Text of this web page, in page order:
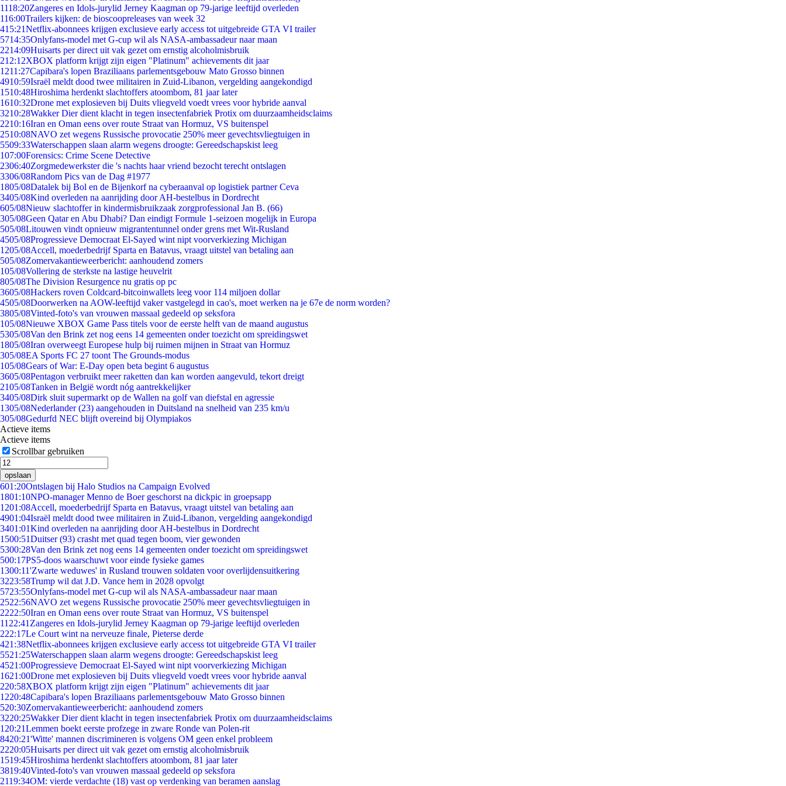
1118:20Zangeres en Idols-jurylid Jerney Kaagman op 79-jarige leeftijd overleden
116:00Trailers kijken: de bioscoopreleases van week 32
415:21Netflix-abonnees krijgen exclusieve early access tot uitgebreide GTA VI trailer
5714:35Onlyfans-model met G-cup wil als NASA-ambassadeur naar maan
2214:09Huisarts per direct uit vak gezet om ernstig alcoholmisbruik
212:12XBOX platform krijgt zijn eigen "Platinum" achievements dit jaar
1211:27Capibara's lopen Braziliaans parlementsgebouw Mato Grosso binnen
4910:59Israël meldt dood twee militairen in Zuid-Libanon, vergelding aangekondigd
1510:48Hiroshima herdenkt slachtoffers atoombom, 81 jaar later
1610:32Drone met explosieven bij Duits vliegveld voedt vrees voor hybride aanval
3210:28Wakker Dier dient klacht in tegen insectenfabriek Protix om duurzaamheidsclaims
2210:16Iran en Oman eens over route Straat van Hormuz, VS buitenspel
2510:08NAVO zet wegens Russische provocatie 250% meer gevechtsvliegtuigen in
5509:33Waterschappen slaan alarm wegens droogte: Gereedschapskist leeg
107:00Forensics: Crime Scene Detective
2306:40Zorgmedewerkster die 's nachts haar vriend bezocht terecht ontslagen
3306/08Random Pics van de Dag #1977
1805/08Datalek bij Bol en de Bijenkorf na cyberaanval op logistiek partner Ceva
3405/08Kind overleden na aanrijding door AH-bestelbus in Dordrecht
605/08Nieuw slachtoffer in kindermisbruikzaak zorgprofessional Jan B. (66)
305/08Geen Qatar en Abu Dhabi? Dan eindigt Formule 1-seizoen mogelijk in Europa
505/08Litouwen vindt opnieuw migrantentunnel onder grens met Wit-Rusland
4505/08Progressieve Democraat El-Sayed wint nipt voorverkiezing Michigan
1205/08Accell, moederbedrijf Sparta en Batavus, vraagt uitstel van betaling aan
505/08Zomervakantieweerbericht: aanhoudend zomers
105/08Vollering de sterkste na lastige heuvelrit
805/08The Division Resurgence nu gratis op pc
3605/08Hackers roven Coldcard-bitcoinwallets leeg voor 114 miljoen dollar
4505/08Doorwerken na AOW-leeftijd vaker vastgelegd in cao's, moet werken na je 67e de norm worden?
3805/08Vinted-foto's van vrouwen massaal gedeeld op seksfora
105/08Nieuwe XBOX Game Pass titels voor de eerste helft van de maand augustus
5305/08Van den Brink zet nog eens 14 gemeenten onder toezicht om spreidingswet
1805/08Iran overweegt Europese hulp bij ruimen mijnen in Straat van Hormuz
305/08EA Sports FC 27 toont The Grounds-modus
105/08Gears of War: E-Day open beta begint 6 augustus
3605/08Pentagon verbruikt meer raketten dan kan worden aangevuld, tekort dreigt
2105/08Tanken in België wordt nóg aantrekkelijker
3405/08Dirk sluit supermarkt op de Wallen na golf van diefstal en agressie
1305/08Nederlander (23) aangehouden in Duitsland na snelheid van 235 km/u
305/08Gedurfd NEC blijft overeind bij Olympiakos
Actieve items
Actieve items
Scrollbar gebruiken
opslaan
601:20Ontslagen bij Halo Studios na Campaign Evolved
1801:10NPO-manager Menno de Boer geschorst na dickpic in groepsapp
1201:08Accell, moederbedrijf Sparta en Batavus, vraagt uitstel van betaling aan
4901:04Israël meldt dood twee militairen in Zuid-Libanon, vergelding aangekondigd
3401:01Kind overleden na aanrijding door AH-bestelbus in Dordrecht
1500:51Duitser (93) crasht met quad tegen boom, vier gewonden
5300:28Van den Brink zet nog eens 14 gemeenten onder toezicht om spreidingswet
500:17PS5-doos waarschuwt voor einde fysieke games
1300:11'Zwarte weduwes' in Rusland trouwen soldaten voor overlijdensuitkering
3223:58Trump wil dat J.D. Vance hem in 2028 opvolgt
5723:55Onlyfans-model met G-cup wil als NASA-ambassadeur naar maan
2522:56NAVO zet wegens Russische provocatie 250% meer gevechtsvliegtuigen in
2222:50Iran en Oman eens over route Straat van Hormuz, VS buitenspel
11 22:41 Zangeres en Idols-jurylid Jerney Kaagman op 79-jarige leeftijd overleden
222:17Le Court wint na nerveuze finale, Pieterse derde
421:38Netflix-abonnees krijgen exclusieve early access tot uitgebreide GTA VI trailer
5521:25Waterschappen slaan alarm wegens droogte: Gereedschapskist leeg
4521:00Progressieve Democraat El-Sayed wint nipt voorverkiezing Michigan
1621:00Drone met explosieven bij Duits vliegveld voedt vrees voor hybride aanval
220:58XBOX platform krijgt zijn eigen "Platinum" achievements dit jaar
1220:48Capibara's lopen Braziliaans parlementsgebouw Mato Grosso binnen
520:30Zomervakantieweerbericht: aanhoudend zomers
3220:25Wakker Dier dient klacht in tegen insectenfabriek Protix om duurzaamheidsclaims
1 20:21Lemmen boekt eerste profzege in zware Ronde van Polen-rit
8420:21'Witte' mannen discrimineren is volgens OM geen enkel probleem
2220:05Huisarts per direct uit vak gezet om ernstig alcoholmisbruik
1519:45Hiroshima herdenkt slachtoffers atoombom, 81 jaar later
3819:40Vinted-foto's van vrouwen massaal gedeeld op seksfora
2119:34OM: vierde verdachte (18) vast op verdenking van beramen aanslag